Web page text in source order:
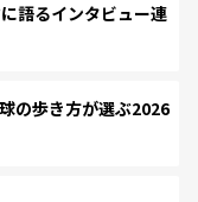
語るインタビュー連
の歩き方が選ぶ2026